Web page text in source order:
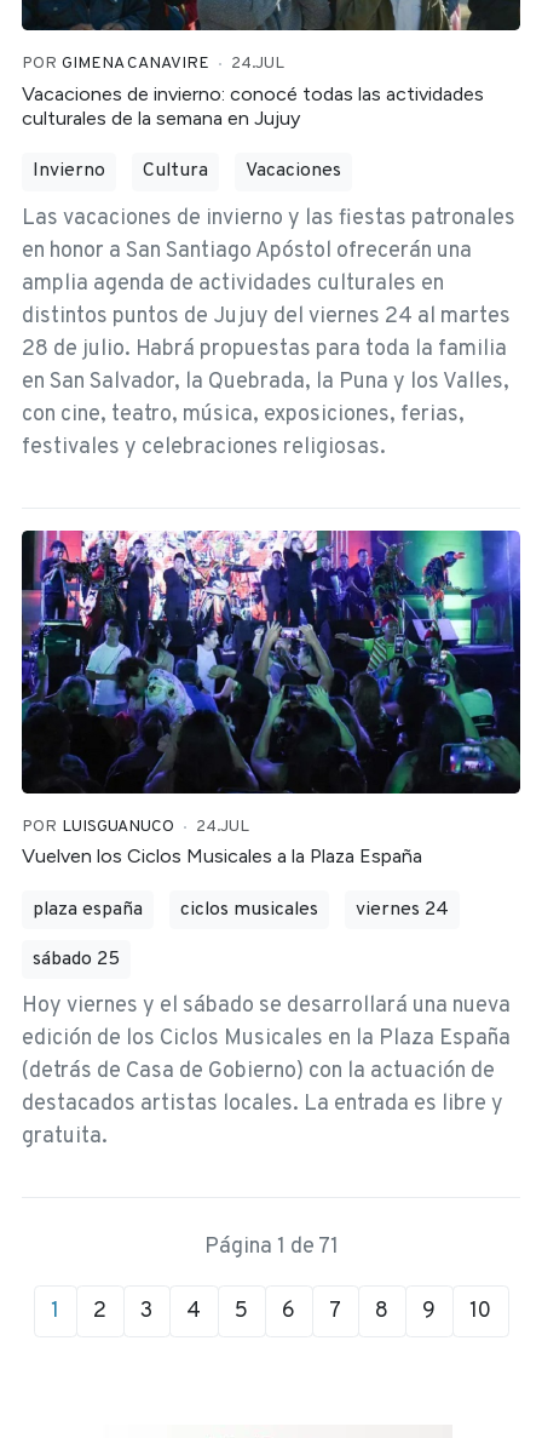
POR GIMENA CANAVIRE 24.JUL
Vacaciones de invierno: conocé todas las actividades
culturales de la semana en Jujuy
Invierno Cultura Vacaciones
Las vacaciones de invierno y las fiestas patronales
en honor a San Santiago Apóstol ofrecerán una
amplia agenda de actividades culturales en
distintos puntos de Jujuy del viernes 24 al martes
28 de julio. Habrá propuestas para toda la familia
en San Salvador, la Quebrada, la Puna y los Valles,
con cine, teatro, música, exposiciones, ferias,
festivales y celebraciones religiosas.
POR LUISGUANUCO 24.JUL
Vuelven los Ciclos Musicales a la Plaza España
plaza españa ciclos musicales viernes 24
sábado 25
Hoy viernes y el sábado se desarrollará una nueva
edición de los Ciclos Musicales en la Plaza España
(detrás de Casa de Gobierno) con la actuación de
destacados artistas locales. La entrada es libre y
gratuita.
Página 1 de 71
1 2 3 4 5 6 7 8 9 10